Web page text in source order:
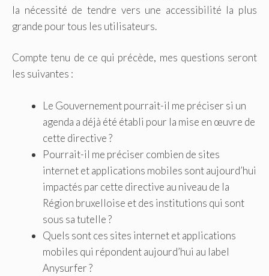
la nécessité de tendre vers une accessibilité la plus
grande pour tous les utilisateurs.
Compte tenu de ce qui précède, mes questions seront
les suivantes :
Le Gouvernement pourrait-il me préciser si un
agenda a déjà été établi pour la mise en œuvre de
cette directive ?
Pourrait-il me préciser combien de sites
internet et applications mobiles sont aujourd’hui
impactés par cette directive au niveau de la
Région bruxelloise et des institutions qui sont
sous sa tutelle ?
Quels sont ces sites internet et applications
mobiles qui répondent aujourd’hui au label
Anysurfer ?